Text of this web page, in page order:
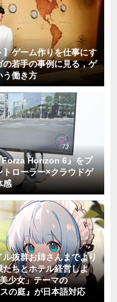
ゲーム作りを仕事にす
若手の事例に見る，ゲ
う働き方
Horizon 6』をプ
ローラー×クラウドゲ
感
抜群お姉さんまでより
ちとホテル経営しよ
少女」テーマの
の庭』が日本語対応